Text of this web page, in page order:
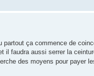
ça commence de
faudra aussi serrer la
des moyens pour payer